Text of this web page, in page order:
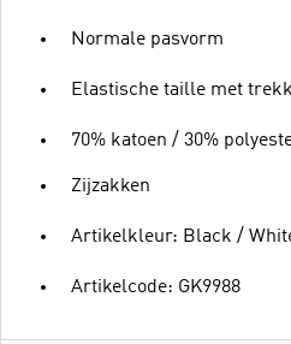
Normale pasvorm
Elastische taille met
70% katoen / 30%
Zijzakken
Artikelkleur: Black /
Artikelcode: GK9988